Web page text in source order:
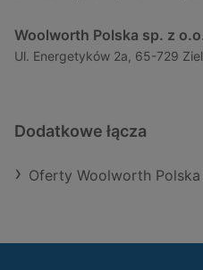
Woolworth Polska sp. z
Ul. Energetyków 2a, 65-729
Dodatkowe łącza
Oferty Woolworth